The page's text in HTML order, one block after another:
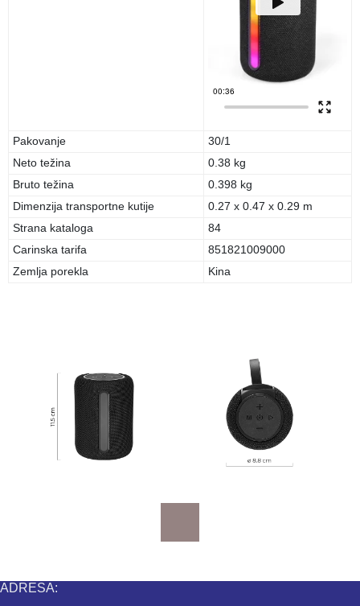
Pakovanje
30/1
Neto težina
0.38 kg
Bruto težina
0.398 kg
Dimenzija transportne kutije
0.27 x 0.47 x 0.29 m
Strana kataloga
84
Carinska tarifa
851821009000
Zemlja porekla
Kina
ADRESA: